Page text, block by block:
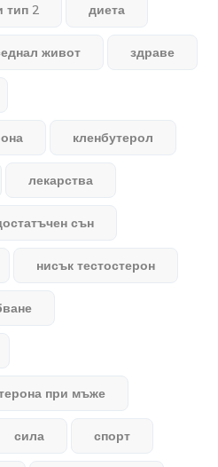
тип 2 диета
живот здраве
кленбутерол
лекарства
сън
нисък тестостерон
при мъже
сила спорт